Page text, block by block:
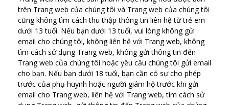
trên Trang web của chúng tôi và Trang web của chúng tôi
cũng không tìm cách thu thập thông tin liên hệ từ trẻ em
dưới 13 tuổi. Nếu bạn dưới 13 tuổi, vui lòng không gửi
email cho chúng tôi, không liên hệ với Trang web, không
tìm cách sử dụng Trang web, không gửi thông tin đến
Trang web của chúng tôi hoặc yêu cầu chúng tôi gửi email
cho bạn. Nếu bạn dưới 18 tuổi, bạn cần có sự cho phép
trước của phụ huynh hoặc người giám hộ trước khi gửi
email cho Trang web, liên hệ với Trang web, tìm cách sử